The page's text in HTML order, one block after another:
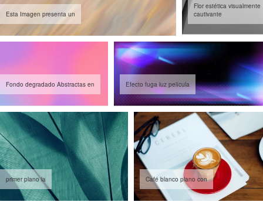
Esta Imagen presenta un
Flor estética visualmente
cautivante
Fondo degradado Abstractas en Efecto fuga luz película
primer plano la Café blanco plano con